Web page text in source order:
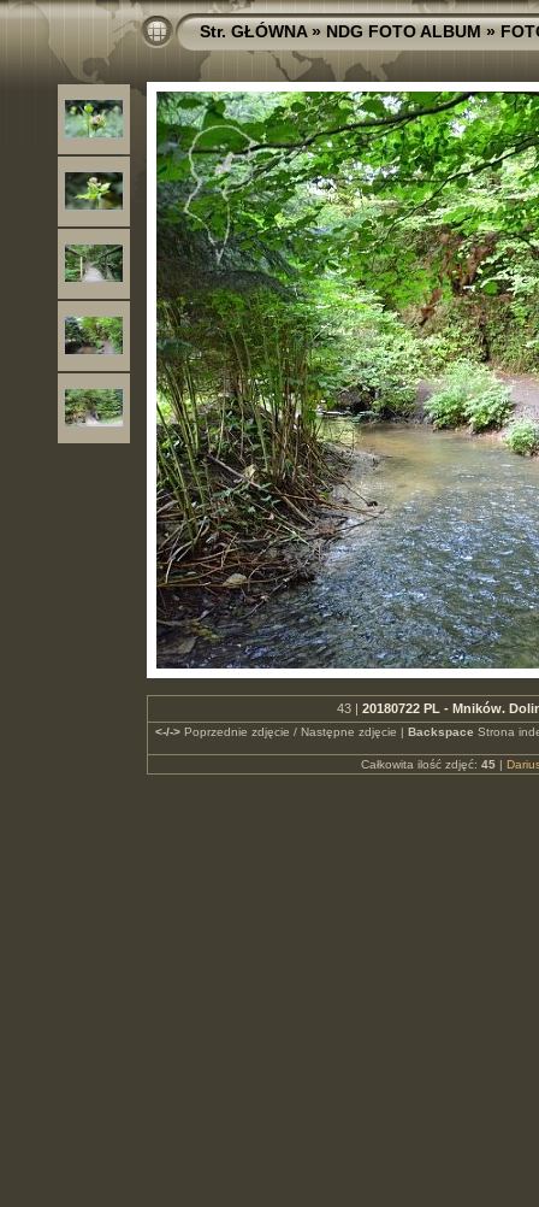
Str. GŁÓWNA»NDG FOTO ALBUM»
43 | 20180722 PL - Mników.
<-/->Poprzednie zdjęcie / Następne zdjęcie | Backspace Strona
Całkowita ilość zdjęć: 45|